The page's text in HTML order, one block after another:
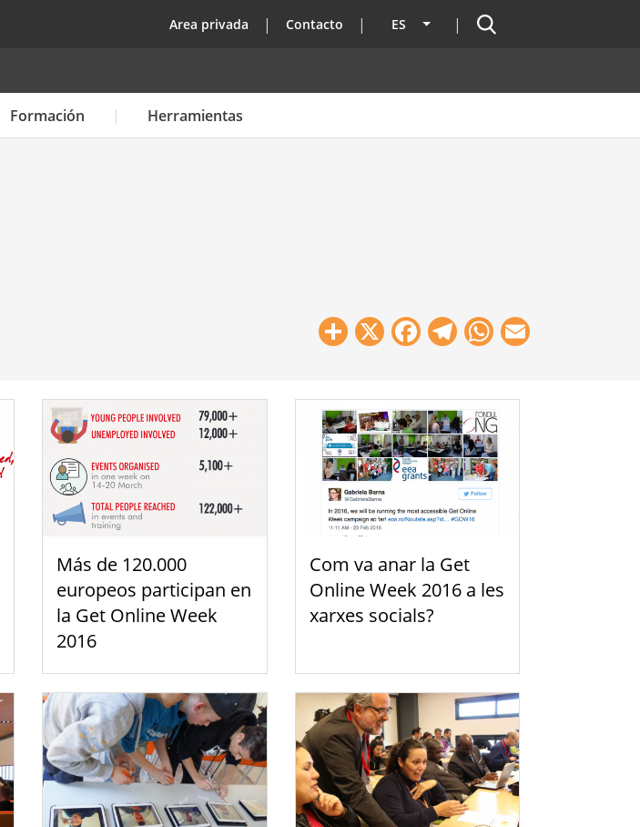
top
Area privada Contacto ES Lista adicional de acciones
Buscador
Formación Herramientas
Share
X Facebook
Telegram
WhatsApp
Más de 120.000
europeos participan en
la Get Online Week
2016
Com va anar la Get
Online Week 2016 a les
xarxes socials?